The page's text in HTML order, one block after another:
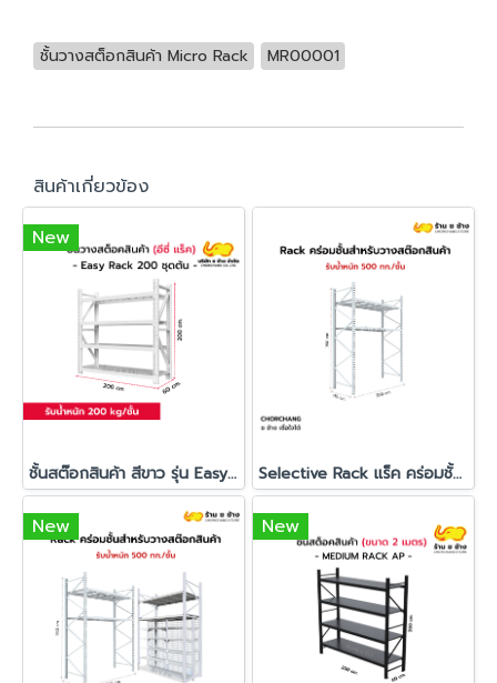
ชั้นวางสต็อกสินค้า Micro Rack MR00001
สินค้าเกี่ยวข้อง
New
ชั้นสต๊อกสินค้า สีขาว รุ่น Easy Rack 200 Selective Rack แร็ค คร่อมชั้น ชั้นวางสต๊อกสินค้า ปูแผ่นไม้
New New